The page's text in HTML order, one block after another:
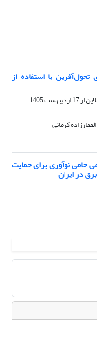
با استفاده از
از17 اردیبهشت 1405
کرمانی
حامی نوآوری برای حمایت‌
در ایران